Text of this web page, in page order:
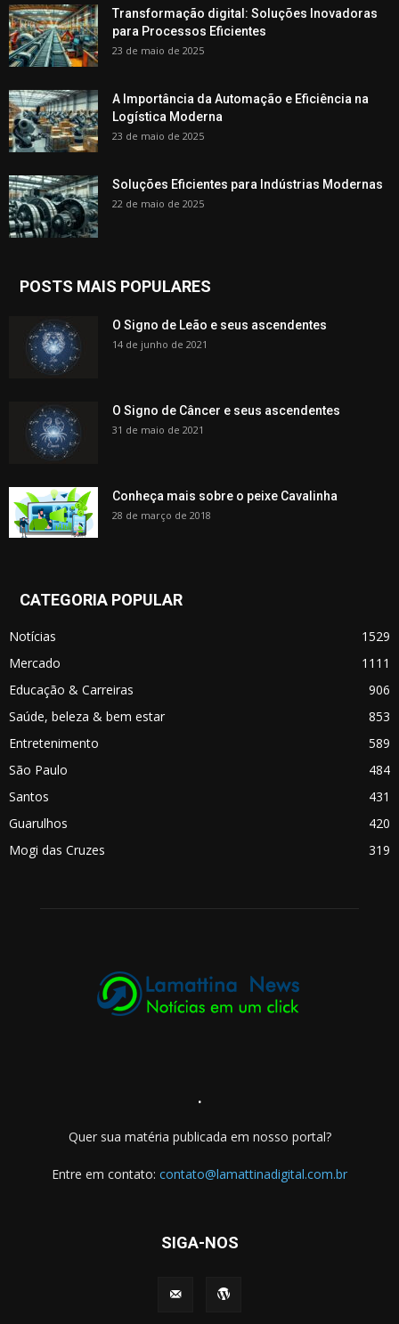
Transformação digital: Soluções Inovadoras
para Processos Eficientes
23 de maio de 2025
A Importância da Automação e Eficiência na
Logística Moderna
23 de maio de 2025
Soluções Eficientes para Indústrias Modernas
22 de maio de 2025
POSTS MAIS POPULARES
O Signo de Leão e seus ascendentes
14 de junho de 2021
O Signo de Câncer e seus ascendentes
31 de maio de 2021
Conheça mais sobre o peixe Cavalinha
28 de março de 2018
CATEGORIA POPULAR
Notícias
1529
Mercado
1111
Educação & Carreiras
906
Saúde, beleza & bem estar
853
Entretenimento
589
São Paulo
484
Santos
431
Guarulhos
420
Mogi das Cruzes
319
.
Quer sua matéria publicada em nosso portal?
Entre em contato: contato@lamattinadigital.com.br
SIGA-NOS